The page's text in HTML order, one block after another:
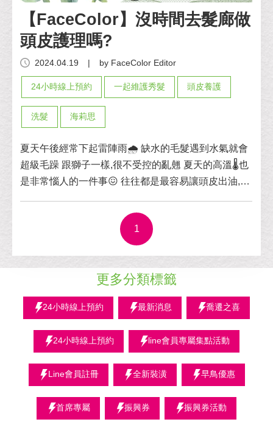
【FaceColor】沒時間去髮廊做
頭皮護理嗎?
2024.04.19 | by FaceColor Editor
24小時線上預約 一起維護秀髮 頭皮養護
洗髮 海莉思
夏天午後經常下起雷陣雨🌧️ 缺水的毛髮遇到水氣就會
超級毛躁 跟獅子一樣,很不受控的亂翹 夏天的高溫🌡️也
是非常惱人的一件事😖 往往都是最容易讓頭皮出油,頭
小編今天來介紹海莉思髮品🤩 洗/護/頭皮保養通通有✔️
在這浮躁不安的季節，就用它們來重現秀髮的柔順光
1
更多分類標籤
24小時線上預約 最新消息 喬遷之喜
24小時線上預約 line會員專屬集點活動
Line會員註冊 全新裝潢 早鳥優惠
首席專屬 振興券 振興券活動